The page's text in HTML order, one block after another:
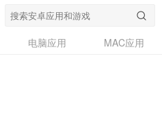
电脑应用
MAC应用